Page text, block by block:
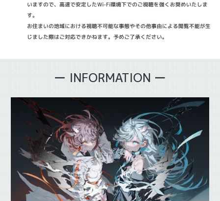
いますので、高速で安定したWi-Fi環境下でのご視聴を強くお奨めいたしま
す。
お住まいの地域における視聴不可能な事態やその他事由による閲覧不能が生
じました際はご対応できかねます。予めご了承ください。
ー INFORMATION ー